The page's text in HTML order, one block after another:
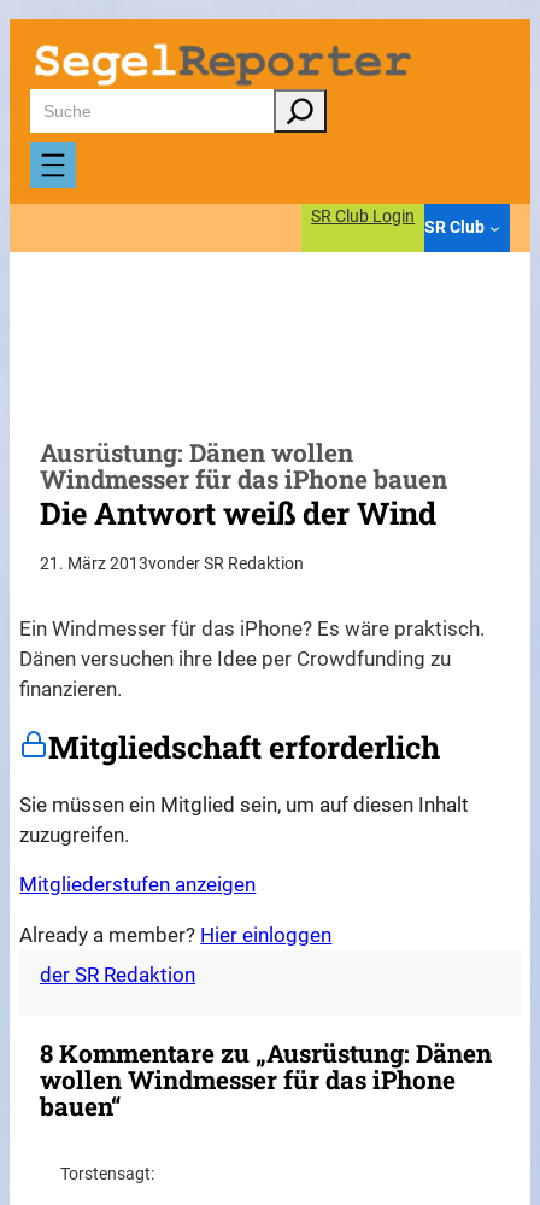
Zum
Inhalt
springen
Suchen
SR Club Login
SR Club
Ausrüstung: Dänen wollen
Windmesser für das iPhone bauen
Die Antwort weiß der Wind
21. März 2013vonder SR Redaktion
Ein Windmesser für das iPhone? Es wäre praktisch.
Dänen versuchen ihre Idee per Crowdfunding zu
finanzieren.
Mitgliedschaft erforderlich
Sie müssen ein Mitglied sein, um auf diesen Inhalt
zuzugreifen.
Mitgliederstufen anzeigen
Already a member? Hier einloggen
der SR Redaktion
8 Kommentare zu „Ausrüstung: Dänen
wollen Windmesser für das iPhone
bauen“
Torstensagt: